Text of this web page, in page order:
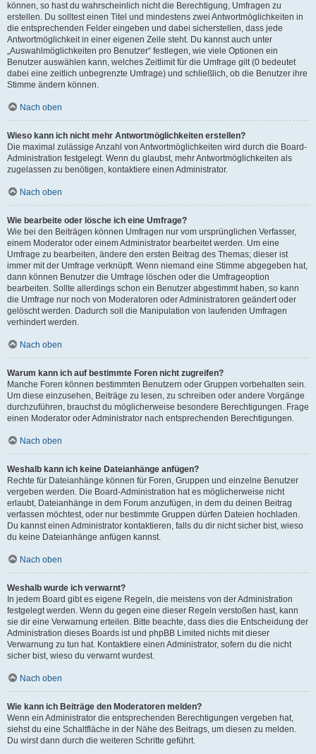
können, so hast du wahrscheinlich nicht die Berechtigung, Umfragen zu
erstellen. Du solltest einen Titel und mindestens zwei Antwortmöglichkeiten in
die entsprechenden Felder eingeben und dabei sicherstellen, dass jede
Antwortmöglichkeit in einer eigenen Zeile steht. Du kannst auch unter
„Auswahlmöglichkeiten pro Benutzer“ festlegen, wie viele Optionen ein
Benutzer auswählen kann, welches Zeitlimit für die Umfrage gilt (0 bedeutet
dabei eine zeitlich unbegrenzte Umfrage) und schließlich, ob die Benutzer ihre
Stimme ändern können.
Nach oben
Wieso kann ich nicht mehr Antwortmöglichkeiten erstellen?
Die maximal zulässige Anzahl von Antwortmöglichkeiten wird durch die Board-
Administration festgelegt. Wenn du glaubst, mehr Antwortmöglichkeiten als
zugelassen zu benötigen, kontaktiere einen Administrator.
Nach oben
Wie bearbeite oder lösche ich eine Umfrage?
Wie bei den Beiträgen können Umfragen nur vom ursprünglichen Verfasser,
einem Moderator oder einem Administrator bearbeitet werden. Um eine
Umfrage zu bearbeiten, ändere den ersten Beitrag des Themas; dieser ist
immer mit der Umfrage verknüpft. Wenn niemand eine Stimme abgegeben hat,
dann können Benutzer die Umfrage löschen oder die Umfrageoption
bearbeiten. Sollte allerdings schon ein Benutzer abgestimmt haben, so kann
die Umfrage nur noch von Moderatoren oder Administratoren geändert oder
gelöscht werden. Dadurch soll die Manipulation von laufenden Umfragen
verhindert werden.
Nach oben
Warum kann ich auf bestimmte Foren nicht zugreifen?
Manche Foren können bestimmten Benutzern oder Gruppen vorbehalten sein.
Um diese einzusehen, Beiträge zu lesen, zu schreiben oder andere Vorgänge
durchzuführen, brauchst du möglicherweise besondere Berechtigungen. Frage
einen Moderator oder Administrator nach entsprechenden Berechtigungen.
Nach oben
Weshalb kann ich keine Dateianhänge anfügen?
Rechte für Dateianhänge können für Foren, Gruppen und einzelne Benutzer
vergeben werden. Die Board-Administration hat es möglicherweise nicht
erlaubt, Dateianhänge in dem Forum anzufügen, in dem du deinen Beitrag
verfassen möchtest, oder nur bestimmte Gruppen dürfen Dateien hochladen.
Du kannst einen Administrator kontaktieren, falls du dir nicht sicher bist, wieso
du keine Dateianhänge anfügen kannst.
Nach oben
Weshalb wurde ich verwarnt?
In jedem Board gibt es eigene Regeln, die meistens von der Administration
festgelegt werden. Wenn du gegen eine dieser Regeln verstoßen hast, kann
sie dir eine Verwarnung erteilen. Bitte beachte, dass dies die Entscheidung der
Administration dieses Boards ist und phpBB Limited nichts mit dieser
Verwarnung zu tun hat. Kontaktiere einen Administrator, sofern du die nicht
sicher bist, wieso du verwarnt wurdest.
Nach oben
Wie kann ich Beiträge den Moderatoren melden?
Wenn ein Administrator die entsprechenden Berechtigungen vergeben hat,
siehst du eine Schaltfläche in der Nähe des Beitrags, um diesen zu melden.
Du wirst dann durch die weiteren Schritte geführt.